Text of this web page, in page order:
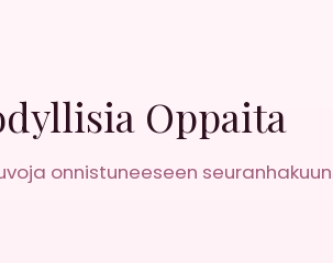
Oppaita
onnistuneeseen